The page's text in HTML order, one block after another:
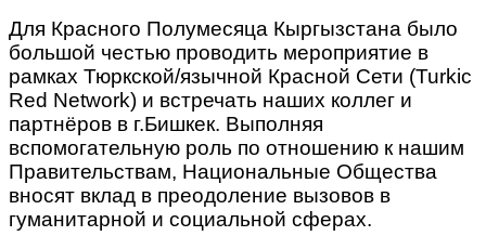
Для Красного Полумесяца Кыргызстана было
большой честью проводить мероприятие в
рамках Тюркской/язычной Красной Сети (Turkic
Red Network) и встречать наших коллег и
партнёров в г.Бишкек. Выполняя
вспомогательную роль по отношению к нашим
Правительствам, Национальные Общества
вносят вклад в преодоление вызовов в
гуманитарной и социальной сферах.